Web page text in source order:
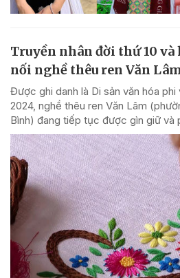
Truyền nhân đời thứ 10
nối nghề thêu ren Văn
Được ghi danh là Di sản văn hóa
2024, nghề thêu ren Văn Lâm
Bình) đang tiếp tục được gìn giữ và